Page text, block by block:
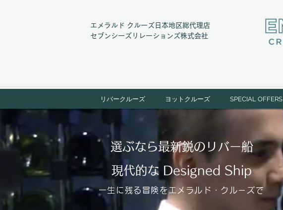
エメラルド クルーズ日本地区総代理店
​セブンシーズリレーションズ株式会社
リバークルーズ ヨットクルーズ SPECIAL OFFERS
​選ぶなら最新鋭のリバー船
現代的な Designed Ship
一生に残る冒険をエメラルド・クルーズで